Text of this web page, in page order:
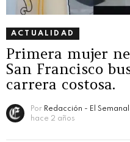
ACTUALIDAD
Primera mujer
San Francisco
carrera costosa.
Por Redacción - El Semanal
hace 2 años